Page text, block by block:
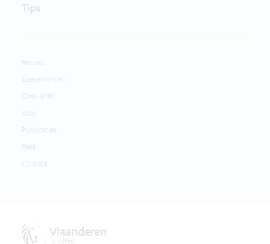
Tips
Nieuws
Evenementen
Over VMM
Jobs
Publicaties
Pers
Contact